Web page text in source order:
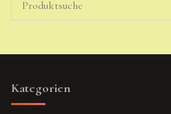
Kategorien